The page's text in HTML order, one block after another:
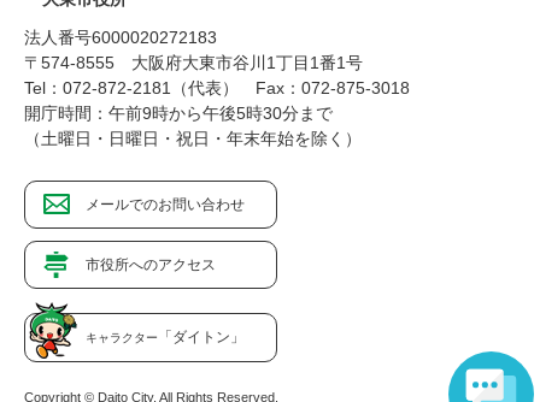
法人番号6000020272183
〒574-8555 大阪府大東市谷川1丁目1番1号
Tel：072-872-2181（代表）
Fax：072-875-3018
開庁時間：午前9時から午後5時30分まで
（土曜日・日曜日・祝日・年末年始を除く）
メールでのお問い合わせ
市役所へのアクセス
キャラクター 「ダイトン」
Copyright © Daito City. All Rights Reserved.